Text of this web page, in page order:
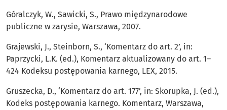
Góralczyk, W., Sawicki, S., Prawo międzynarodowe
publiczne w zarysie, Warszawa, 2007.
Grajewski, J., Steinborn, S., ‘Komentarz do art. 2’, in:
Paprzycki, L.K. (ed.), Komentarz aktualizowany do art. 1–
424 Kodeksu postępowania karnego, LEX, 2015.
Gruszecka, D., ‘Komentarz do art. 177’, in: Skorupka, J. (ed.),
Kodeks postępowania karnego. Komentarz, Warszawa,